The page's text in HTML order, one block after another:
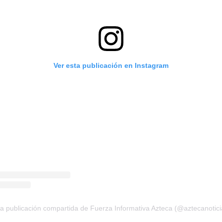
Ver esta publicación en Instagram
publicación compartida de Fuerza Informativa Azteca